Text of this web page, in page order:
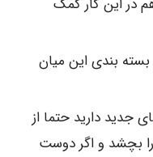
بسته بندی این میان
جدید دارید حتما از
بچشد و اگر دوست